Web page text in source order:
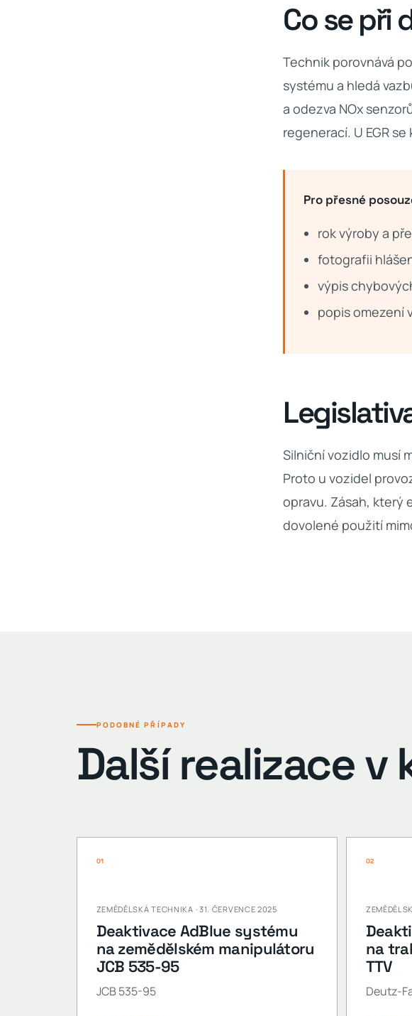
Co se při
Technik porovnává
systému a hledá
a odezva NOx
regenerací. U EGR
Pro přesné
rok výroby a
fotografii
výpis
popis omezení
Silniční vozidlo musí
Proto u vozidel
opravu. Zásah, který
dovolené použití
PODOBNÉ PŘÍPADY
Další realizace v
01
ZEMĚDĚLSKÁ TECHNIKA · 31. ČERVENCE 2025
Deaktivace AdBlue systému
na zemědělském manipulátoru
JCB 535-95
JCB 535-95
02
na
TTV
Deutz-